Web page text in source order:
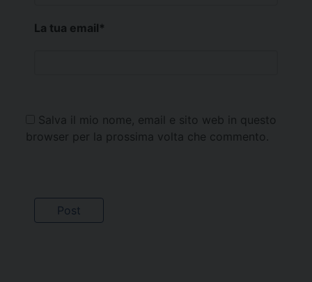
La tua email*
Salva il mio nome, email e sito web in questo
browser per la prossima volta che commento.